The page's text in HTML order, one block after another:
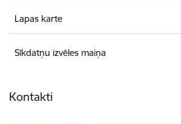
Lapas karte
Sīkdatņu izvēles maiņa
Kontakti